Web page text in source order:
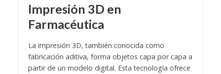
Impresión 3D en
Farmacéutica
La impresión 3D, también conocida como
fabricación aditiva, forma objetos capa por capa a
partir de un modelo digital. Esta tecnología ofrece